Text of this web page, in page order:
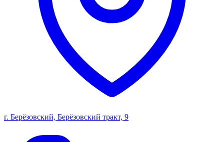
г. Берёзовский, Берёзовский тракт, 9